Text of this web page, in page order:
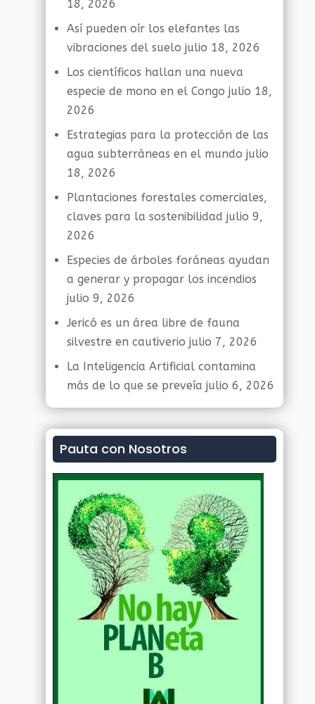
18, 2026
Así pueden oír los elefantes las
vibraciones del suelo julio 18, 2026
Los científicos hallan una nueva
especie de mono en el Congo julio 18,
2026
Estrategias para la protección de las
agua subterráneas en el mundo julio
18, 2026
Plantaciones forestales comerciales,
claves para la sostenibilidad julio 9,
2026
Especies de árboles foráneas ayudan
a generar y propagar los incendios
julio 9, 2026
Jericó es un área libre de fauna
silvestre en cautiverio julio 7, 2026
La Inteligencia Artificial contamina
más de lo que se preveía julio 6, 2026
Pauta con Nosotros